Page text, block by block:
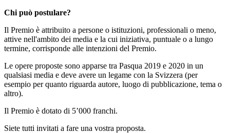
Chi può postulare?
Il Premio è attribuito a persone o istituzioni, professionali o meno,
attive nell'ambito dei media e la cui iniziativa, puntuale o a lungo
termine, corrisponde alle intenzioni del Premio.
Le opere proposte sono apparse tra Pasqua 2019 e 2020 in un
qualsiasi media e deve avere un legame con la Svizzera (per
esempio per quanto riguarda autore, luogo di pubblicazione, tema o
altro).
Il Premio è dotato di 5’000 franchi.
Siete tutti invitati a fare una vostra proposta.